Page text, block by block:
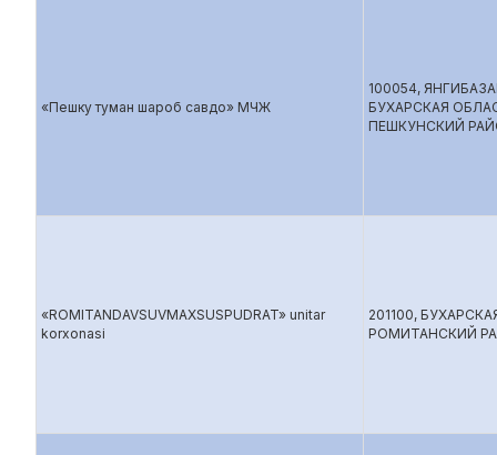
«Пешку туман шароб савдо» МЧЖ
100054,
БУХАРСКАЯ
ПЕШКУНСКИЙ
«ROMITANDAVSUVMAXSUSPUDRAT» unitar
korxonasi
201100,
РОМИТАНСКИЙ